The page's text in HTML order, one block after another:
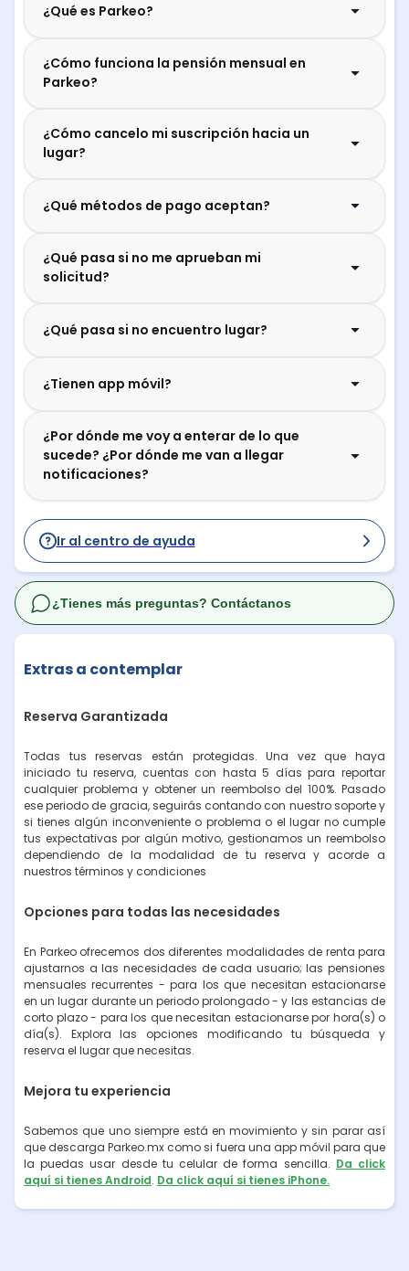
¿Qué es Parkeo?
¿Cómo funciona la pensión mensual en
Parkeo?
¿Cómo cancelo mi suscripción hacia un
lugar?
¿Qué métodos de pago aceptan?
¿Qué pasa si no me aprueban mi
solicitud?
¿Qué pasa si no encuentro lugar?
¿Tienen app móvil?
¿Por dónde me voy a enterar de lo que
sucede? ¿Por dónde me van a llegar
notificaciones?
Ir al centro de ayuda
Extras a contemplar
Reserva Garantizada
Todas tus reservas están protegidas. Una vez que haya
iniciado tu reserva, cuentas con hasta 5 días para reportar
cualquier problema y obtener un reembolso del 100%. Pasado
ese periodo de gracia, seguirás contando con nuestro soporte y
si tienes algún inconveniente o problema o el lugar no cumple
tus expectativas por algún motivo, gestionamos un reembolso
dependiendo de la modalidad de tu reserva y acorde a
nuestros términos y condiciones
Opciones para todas las necesidades
En Parkeo ofrecemos dos diferentes modalidades de renta para
ajustarnos a las necesidades de cada usuario; las pensiones
mensuales recurrentes - para los que necesitan estacionarse
en un lugar durante un periodo prolongado - y las estancias de
corto plazo - para los que necesitan estacionarse por hora(s) o
día(s). Explora las opciones modificando tu búsqueda y
reserva el lugar que necesitas.
Mejora tu experiencia
Sabemos que uno siempre está en movimiento y sin parar así
que descarga Parkeo.mx como si fuera una app móvil para que
la puedas usar desde tu celular de forma sencilla. Da click
aquí si tienes Android. Da click aquí si tienes iPhone.
¿Tienes más preguntas? Contáctanos